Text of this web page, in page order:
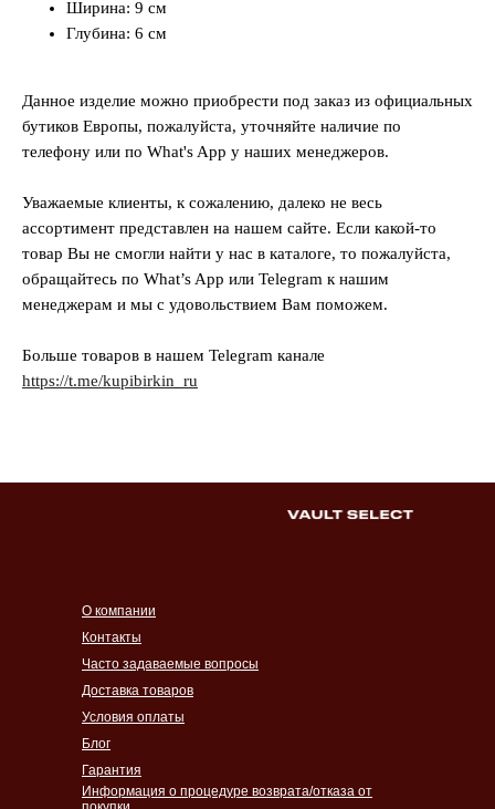
Ширина: 9 см
Глубина: 6 см
Данное изделие можно приобрести под заказ из официальных
бутиков Европы, пожалуйста, уточняйте наличие по
телефону или по What's App у наших менеджеров.
Уважаемые клиенты, к сожалению, далеко не весь
ассортимент представлен на нашем сайте. Если какой-то
товар Вы не смогли найти у нас в каталоге, то пожалуйста,
обращайтесь по What’s App или Telegram к нашим
менеджерам и мы с удовольствием Вам поможем.
Больше товаров в нашем Telegram канале
https://t.me/kupibirkin_ru
Контакты
Часто задаваемые вопросы
Доставка товаров
Условия оплаты
Гарантия
Блог
Информация о процедуре возврата/отказа от
О компании